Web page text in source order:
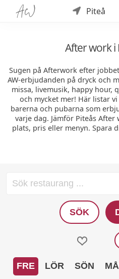
Piteå
After work i
Sugen på Afterwork efter
AW-erbjudanden på dryck och
missa, livemusik, happy hour,
och mycket mer! Här listar
barerna och pubarna som
varje dag. Jämför Piteås
plats, pris eller menyn. Spara
SÖK
FRE LÖR SÖN